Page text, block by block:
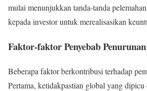
mulai menunjukkan tanda-tanda
kepada investor untuk merealisasikan
Faktor-faktor Penyebab Penurunan
Beberapa faktor berkontribusi terhadap
Pertama, ketidakpastian global yang